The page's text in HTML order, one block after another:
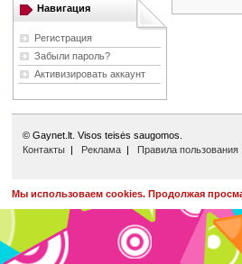
Навигация
Регистрация
Забыли пароль?
Активизировать аккаунт
© Gaynet.lt. Visos teisės saugomos.
Контакты | Реклама | Правила пользования
Мы использоваем cookies. Продолжая